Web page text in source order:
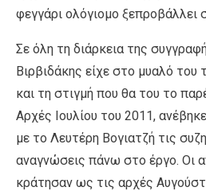
φεγγάρι ολόγιομο ξεπροβάλλει
Σε όλη τη διάρκεια της
Βιρβιδάκης είχε στο μυαλό του
και τη στιγμή που θα του το
Αρχές Ιουλίου του 2011,
με το Λευτέρη Βογιατζή τις
αναγνώσεις πάνω στο έργο. Οι
κράτησαν ως τις αρχές